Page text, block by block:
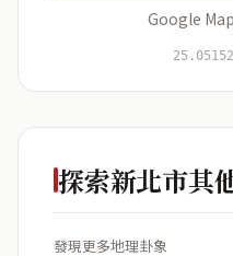
資料僅用
Google
探索新北市其
發現更多地理卦象